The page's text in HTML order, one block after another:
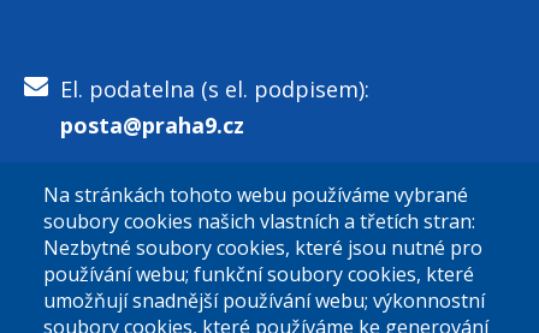
El. podatelna (s el. podpisem):
posta@praha9.cz
El. podatelna (bez el. podpisu):
podatelna@praha9.cz
Na stránkách tohoto webu používáme vybrané
soubory cookies našich vlastních a třetích stran:
Nezbytné soubory cookies, které jsou nutné pro
používání webu; funkční soubory cookies, které
umožňují snadnější používání webu; výkonnostní
soubory cookies, které používáme ke generování